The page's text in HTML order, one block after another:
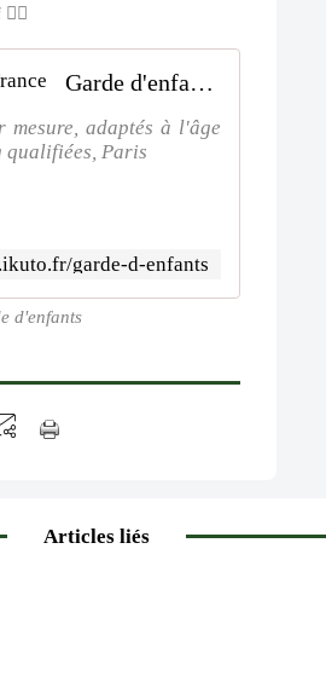
Garde d'enfants à domicile de confiance | Ikuto | Paris - France
adaptés à l'âge
qualifiées, Paris
garde-d-enfants
d'enfants
Articles liés